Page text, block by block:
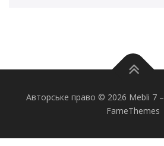
Авторське право © 2026 Mebli 7 –
FameThemes